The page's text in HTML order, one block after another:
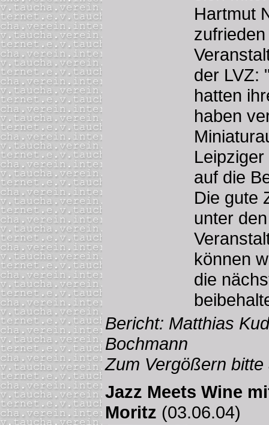
Hartmut
der LVZ:
hatten
haben
auf die
Die gute
unter
können
die
Bericht: Matthias
Bochmann
Zum Vergößern
Jazz Meets Wine
Moritz (03.06.04)